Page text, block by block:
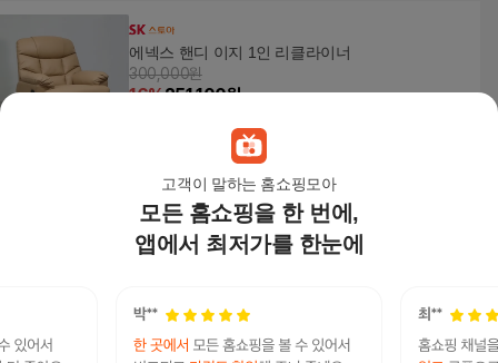
고객이 말하는 홈쇼핑모아
모든 홈쇼핑을 한 번에,
앱에서 최저가를 한눈에
에넥스 핸디 이지 1인 리클라이너
300,000원
16%251,100원
[에넥스]도모 폴란드 조야 이지클린 패브릭 4인용
소파+스툴
1,022,600 원